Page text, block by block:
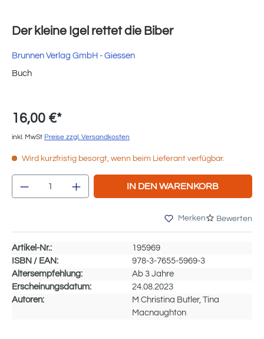
Der kleine Igel rettet die Biber
Brunnen Verlag GmbH - Giessen
Buch
16,00 €*
inkl. MwSt Preise zzgl. Versandkosten
Wird kurzfristig besorgt, wenn beim Lieferant verfügbar.
Produkt Anzahl: Gib den gewünschten
IN DEN WARENKORB
Merken Bewerten
Artikel-Nr.:
195969
ISBN / EAN:
978-3-7655-5969-3
Altersempfehlung:
Ab 3 Jahre
Erscheinungsdatum:
24.08.2023
Autoren:
M Christina Butler, Tina
Macnaughton